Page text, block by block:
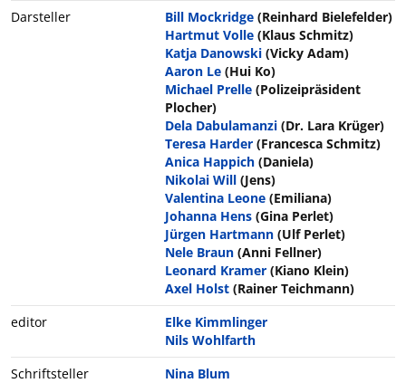
Darsteller
Bill Mockridge (Reinhard Bielefelder)
Hartmut Volle (Klaus Schmitz)
Katja Danowski (Vicky Adam)
Aaron Le (Hui Ko)
Michael Prelle (Polizeipräsident
Plocher)
Dela Dabulamanzi (Dr. Lara Krüger)
Teresa Harder (Francesca Schmitz)
Anica Happich (Daniela)
Nikolai Will (Jens)
Valentina Leone (Emiliana)
Johanna Hens (Gina Perlet)
Jürgen Hartmann (Ulf Perlet)
Nele Braun (Anni Fellner)
Leonard Kramer (Kiano Klein)
Axel Holst (Rainer Teichmann)
editor
Elke Kimmlinger
Nils Wohlfarth
Schriftsteller
Nina Blum